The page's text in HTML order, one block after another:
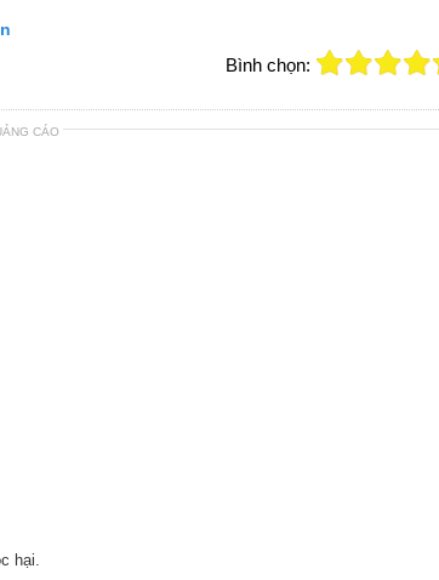
Bình chọn:
CÁO
hại.